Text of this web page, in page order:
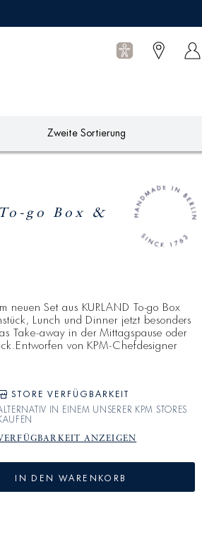
Zweite Sortierung
go Box &
Set aus KURLAND To-go Box
Lunch und Dinner jetzt besonders
Take-away in der Mittagspause oder
von KPM-Chefdesigner
den ikonischen To-go Becher
dass das klassizistische KURLAND
am his
STORE VERFÜGBARKEIT
IN EINEM UNSERER KPM STORES
ANZEIGEN
IN DEN WARENKORB